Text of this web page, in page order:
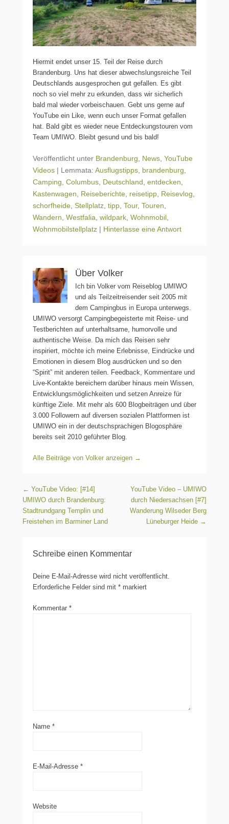
Hiermit endet unser 15. Teil der Reise durch
Brandenburg. Uns hat dieser abwechslungsreiche Teil
Deutschlands ausgesprochen gut gefallen. Es gibt
noch so viel mehr zu erkunden, dass wir sicherlich
bald mal wieder vorbeischauen. Gebt uns gerne auf
YouTube ein Like, wenn euch unser Format gefallen
hat. Bald gibt es wieder neue Entdeckungstouren vom
Team UMIWO. Bleibt gesund und bis bald!
Veröffentlicht unter Brandenburg News YouTube
Videos | Lemmata: Ausflugstipps brandenburg
Camping Columbus Deutschland entdecken
Kastenwagen
Reiseberichte reisetipp Reisevlog
schorfheide Stellplatz tipp Tour, Touren
Wandern Westfalia wildpark Wohnmobil
Wohnmobilstellplatz | Hinterlasse eine Antwort
Über Volker
Ich bin Volker vom Reiseblog UMIWO
und als Teilzeitreisender seit 2005 mit
dem Campingbus in Europa unterwegs.
UMIWO versorgt Campingbegeisterte mit Reise- und
Testberichten auf unterhaltsame, humorvolle und
authentische Weise. Da mich das Reisen sehr
inspiriert, möchte ich meine Erlebnisse, Eindrücke und
Emotionen in diesem Blog ausdrücken und so den
“Spirit” mit anderen teilen. Feedback, Kommentare und
Live-Kontakte bereichern darüber hinaus mein Wissen,
Entwicklungsmöglichkeiten und setzen Anreize für
künftige Ziele. Mit mehr als 600 Blogbeiträgen und über
3.000 Followern auf diversen sozialen Plattformen ist
UMIWO ein in der deutschsprachigen Blogosphäre
bereits seit 2010 geführter Blog.
Alle Beiträge von Volker anzeigen →
Beitragsnavigation
← YouTube Video: [#14]
UMIWO durch Brandenburg:
Stadtrundgang Templin und
Freistehen im Barminer Land
YouTube Video – UMIWO
durch Niedersachsen [#7]
Wanderung Wilseder Berg
Lüneburger Heide →
Schreibe einen Kommentar
Deine E-Mail-Adresse wird nicht veröffentlicht.
Erforderliche Felder sind mit * markiert
Kommentar *
Name *
E-Mail-Adresse *
Website